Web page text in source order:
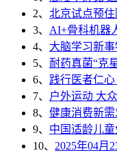
2、 北京试点预
3、 AI+骨科机器
4、 大脑学习新
5、 耐药真菌“克
6、 践行医者仁
7、
户外运动 大
8、 健康消费新需
9、 中国适龄儿
10、 2025年04月